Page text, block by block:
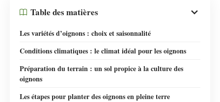
Table des matières
Les variétés d’oignons : choix et saisonnalité
Conditions climatiques : le climat idéal pour les oignons
Préparation du terrain : un sol propice à la culture des
oignons
Les étapes pour planter des oignons en pleine terre